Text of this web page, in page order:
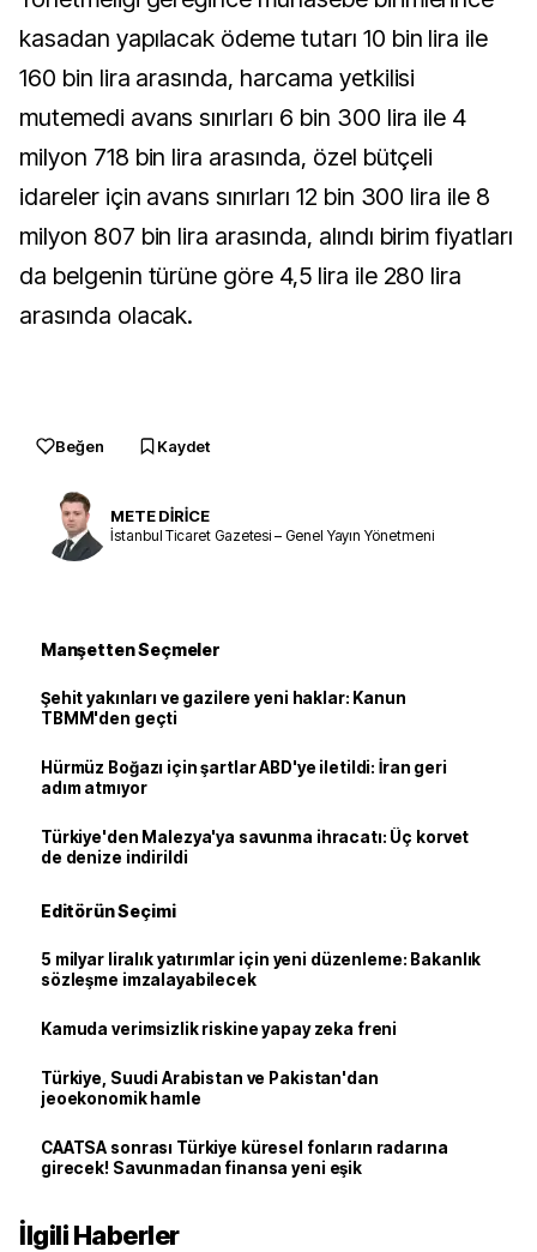
kasadan yapılacak ödeme tutarı 10 bin lira ile
160 bin lira arasında, harcama yetkilisi
mutemedi avans sınırları 6 bin 300 lira ile 4
milyon 718 bin lira arasında, özel bütçeli
idareler için avans sınırları 12 bin 300 lira ile 8
milyon 807 bin lira arasında, alındı birim fiyatları
da belgenin türüne göre 4,5 lira ile 280 lira
arasında olacak.
Beğen Kaydet
METE DİRİCE
İstanbul Ticaret Gazetesi – Genel Yayın Yönetmeni
Manşetten Seçmeler
Şehit yakınları ve gazilere yeni haklar: Kanun
TBMM'den geçti
Hürmüz Boğazı için şartlar ABD'ye iletildi: İran geri
adım atmıyor
Türkiye'den Malezya'ya savunma ihracatı: Üç korvet
de denize indirildi
Editörün Seçimi
5 milyar liralık yatırımlar için yeni düzenleme: Bakanlık
sözleşme imzalayabilecek
Kamuda verimsizlik riskine yapay zeka freni
Türkiye, Suudi Arabistan ve Pakistan'dan
jeoekonomik hamle
CAATSA sonrası Türkiye küresel fonların radarına
girecek! Savunmadan finansa yeni eşik
İlgili Haberler